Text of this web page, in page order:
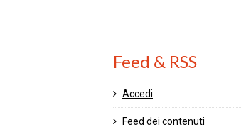
Feed & RSS
Accedi
Feed dei contenuti